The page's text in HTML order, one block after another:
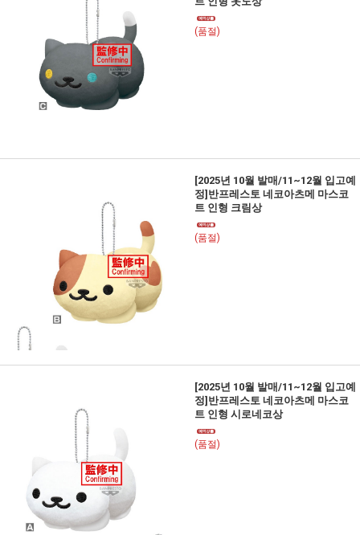
(품절)
[2025년 10월 발매/11~12월 입고예
정]반프레스토 네코아츠메 마스코
트 인형 크림상
(품절)
[2025년 10월 발매/11~12월 입고예
정]반프레스토 네코아츠메 마스코
트 인형 시로네코상
(품절)